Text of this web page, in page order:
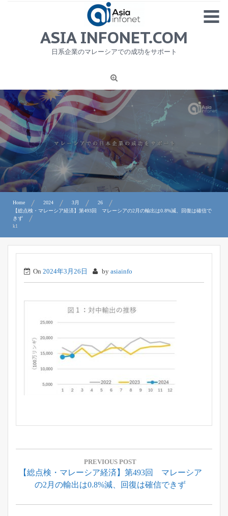
MENU
1
ニュース
労務サービス
プライバシーポリシー及び著作権について
お問合せ
ASIA INFONET.COM
日系企業のマレーシアでの成功をサポート
Home 2024 3月
26
【総点検・マレーシア経済】第493回 マレーシアの2月の輸出は0.8%減、回復は確信で
きず
k1
On 2024年3月26日 by asiainfo
投
ナ
ゲ
PREVIOUS POST
Previous
【総点検・マレーシア経済】第493回 マレーシア
の2月の輸出は0.8%減、回復は確信できず